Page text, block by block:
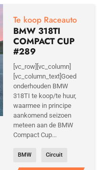
Te koop Raceauto
BMW 318TI
COMPACT CUP
#289
[vc_row][vc_column]
[vc_column_text]Goed
onderhouden BMW
318TI te koop/te huur,
waarmee in principe
aankomend seizoen
meteen aan de BMW
Compact Cup...
BMW Circuit